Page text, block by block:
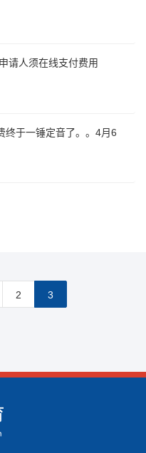
请人须在线支付费用
终于一锤定音了。。4月6
2 3